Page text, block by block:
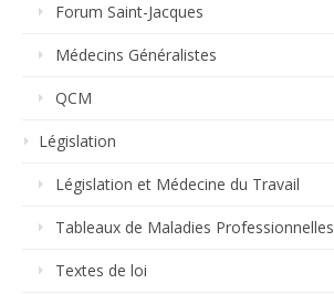
Forum Saint-Jacques
Médecins Généralistes
QCM
Législation
Législation et Médecine du Travail
Tableaux de Maladies Professionnelles
Textes de loi